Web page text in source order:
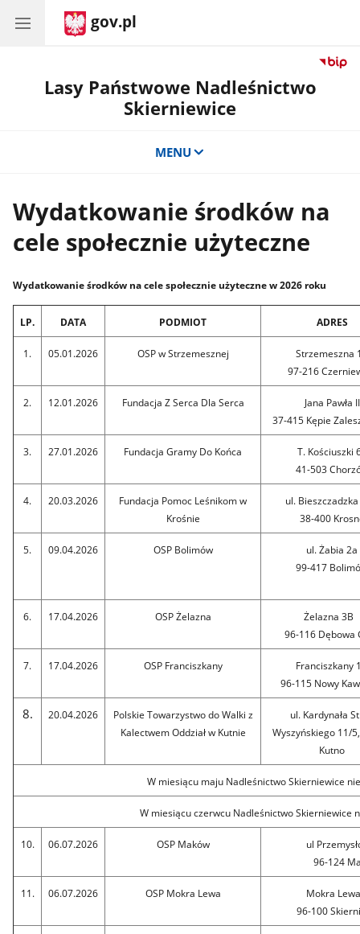
gov.pl
Lasy Państwowe Nadleśnictwo
Skierniewice
MENU
Wydatkowanie środków na
cele społecznie użyteczne
Wydatkowanie środków na cele społecznie użyteczne w 2026 roku
LP. DATA PODMIOT ADRES
1. 05.01.2026 OSP w Strzemesznej
Strzemeszna
97-216
2. 12.01.2026 Fundacja Z Serca Dla Serca
Jana Pawła II
37-415 Kępie
3. 27.01.2026 Fundacja Gramy Do Końca
T. Kościuszki
41-503
4. 20.03.2026
Fundacja Pomoc Leśnikom w
Krośnie
ul.
38-400
5. 09.04.2026 OSP Bolimów
ul. Żabia 2a
99-417
6. 17.04.2026 OSP Żelazna
Żelazna
96-116 Dębowa
7. 17.04.2026 OSP Franciszkany
96-115 Nowy
8. 20.04.2026
Polskie Towarzystwo do Walki z
Kalectwem Oddział w Kutnie
ul. Kardynała
Wyszyńskiego 11/
Kutno
W miesiącu maju Nadleśnictwo Skierniewice
W miesiącu czerwcu Nadleśnictwo Skierniewice
10. 06.07.2026 OSP Maków
ul
96-124
11. 06.07.2026 OSP Mokra Lewa
Mokra
96-100